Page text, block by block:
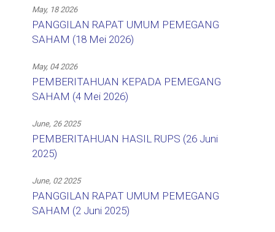
May, 18 2026
PANGGILAN RAPAT UMUM PEMEGANG
SAHAM (18 Mei 2026)
May, 04 2026
PEMBERITAHUAN KEPADA PEMEGANG
SAHAM (4 Mei 2026)
June, 26 2025
PEMBERITAHUAN HASIL RUPS (26 Juni
2025)
June, 02 2025
PANGGILAN RAPAT UMUM PEMEGANG
SAHAM (2 Juni 2025)